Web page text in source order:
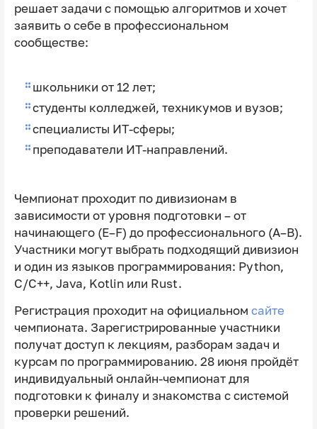
решает задачи с помощью алгоритмов и хочет
заявить о себе в профессиональном
сообществе:
школьники от 12 лет;
студенты колледжей, техникумов и вузов;
специалисты ИТ-сферы;
преподаватели ИТ-направлений.
Чемпионат проходит по дивизионам в
зависимости от уровня подготовки – от
начинающего (E–F) до профессионального (A–B).
Участники могут выбрать подходящий дивизион
и один из языков программирования: Python,
C/C++, Java, Kotlin или Rust.
Регистрация проходит на официальном сайте
чемпионата. Зарегистрированные участники
получат доступ к лекциям, разборам задач и
курсам по программированию. 28 июня пройдёт
индивидуальный онлайн-чемпионат для
подготовки к финалу и знакомства с системой
проверки решений.